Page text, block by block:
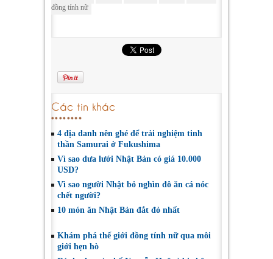
đồng tính nữ
Các tin khác
4 địa danh nên ghé để trải nghiệm tinh
thần Samurai ở Fukushima
Vì sao dưa lưới Nhật Bản có giá 10.000
USD?
Vì sao người Nhật bỏ nghìn đô ăn cá nóc
chết người?
10 món ăn Nhật Bản đắt đỏ nhất
Khám phá thế giới đồng tính nữ qua môi
giới hẹn hò